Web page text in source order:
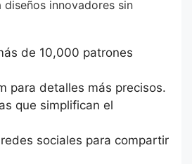
diseños innovadores sin
de 10,000 patrones
para detalles más precisos.
que simplifican el
sociales para compartir